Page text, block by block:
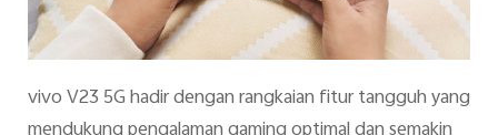
vivo V23 5G hadir dengan rangkaian fitur tangguh yang